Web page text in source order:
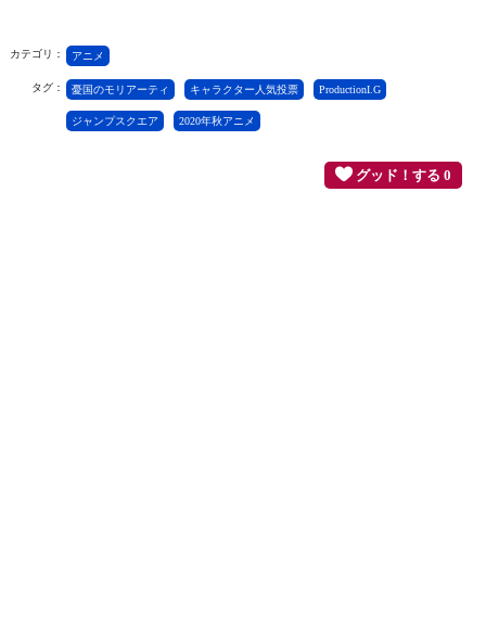
カテゴリ： アニメ
タグ： 憂国のモリアーティ キャラクター人気投票 ProductionI.G
ジャンプスクエア 2020年秋アニメ
グッド！する 0